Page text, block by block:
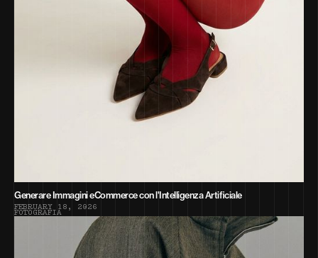
Generare Immagini eCommerce con l'Intelligenza Artificiale
FEBRUARY 1 8 , 2 0 2 6
FOTO GRAFIA